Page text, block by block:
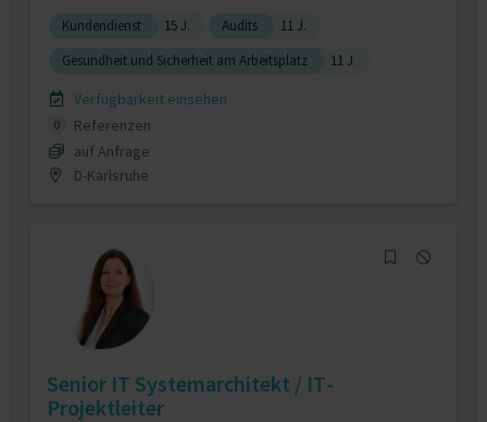
Kundendienst 15 J. Audits
11 J.
Gesundheit und Sicherheit am Arbeitsplatz
11 J.
Verfügbarkeit einsehen
0
Referenzen
auf Anfrage
D-Karlsruhe
Senior IT Systemarchitekt / IT-
Projektleiter